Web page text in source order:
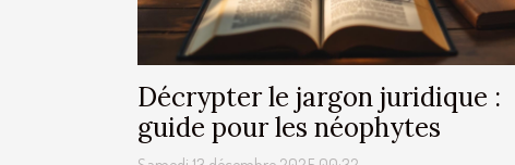
Décrypter le jargon juridique :
guide pour les néophytes